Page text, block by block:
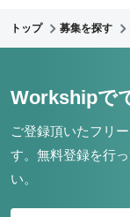
トップ 募集を探す
Workshipで
ご登録頂いたフリ
す。 無料登録を行
い。